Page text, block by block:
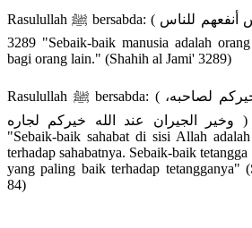
Rasulullah ﷺ bersabda: ( خير الناس أنفعهم للناس ) صحيح الجامع
3289 "Sebaik-baik manusia adalah orang yang paling bermanfaat
bagi orang lain." (Shahih al Jami' 3289)
Rasulullah ﷺ bersabda: ( خير الأصحاب عند الله خيركم لصاحبه،
وخير الجيران عند الله خيركم لجاره ) صحيح الأدب المفرد/84
"Sebaik-baik sahabat di sisi Allah
terhadap sahabatnya. Sebaik-baik
yang paling baik terhadap tetangganya"
84)